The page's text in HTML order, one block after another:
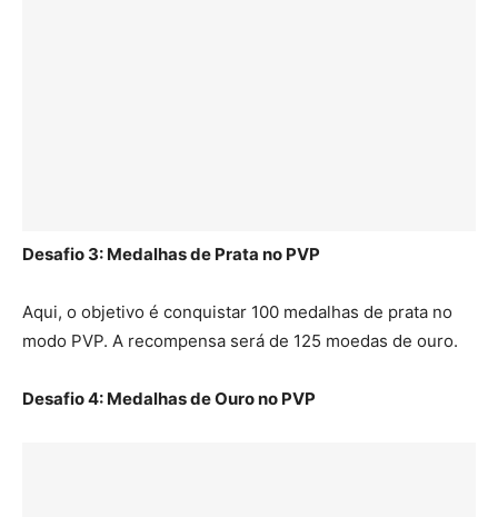
Desafio 3: Medalhas de Prata no PVP
Aqui, o objetivo é conquistar 100 medalhas de prata no
modo PVP. A recompensa será de 125 moedas de ouro.
Desafio 4: Medalhas de Ouro no PVP